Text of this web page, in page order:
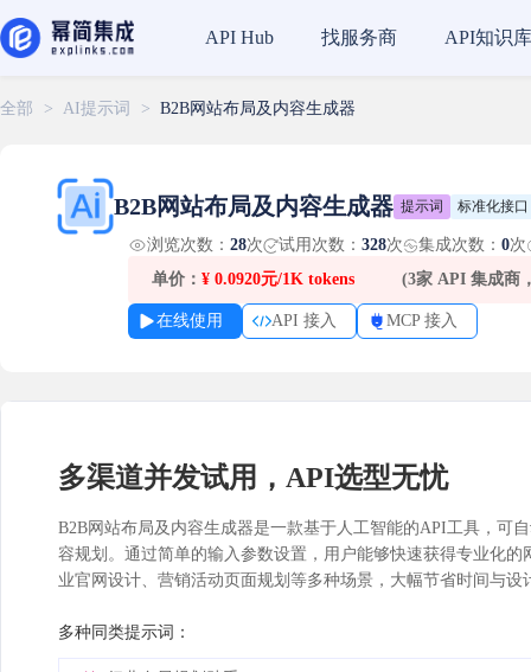
全部 > AI提示词 > B2B网站布局及内容生成器
B2B网站布局及内容生成器 提示词 标准化接口
浏览次数： 28次 试用次数： 328次 集成次数： 0次
单价： ¥ 0.0920元/1K tokens (3家 API 集成商
在线使用 API 接入 MCP 接入
多渠道并发试用，API选型无忧
B2B网站布局及内容生成器是一款基于人工智能的API工具，可
容规划。通过简单的输入参数设置，用户能够快速获得专业化的
业官网设计、营销活动页面规划等多种场景，大幅节省时间与设
多种同类提示词：
API Hub 找服务商 API知识库